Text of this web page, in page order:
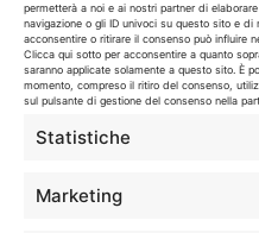
permetterà a noi e ai nostri partner di
navigazione o gli ID univoci su questo sito e di
acconsentire o ritirare il consenso può influire
Clicca qui sotto per acconsentire a quanto
saranno applicate solamente a questo sito. È
momento, compreso il ritiro del consenso,
sul pulsante di gestione del consenso nella
Statistiche
Marketing
🏠
Casa
Disclaimer